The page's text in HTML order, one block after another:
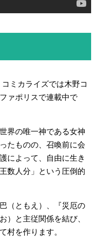
ミカライズでは木野コ
ァポリスで連載中で
界の唯一神である女神
たものの、召喚前に会
によって、自由に生き
数人分」という圧倒的
（ともえ）、『災厄の
）と主従関係を結び、
村を作ります。